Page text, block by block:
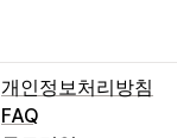
개인정보처리방침
FAQ